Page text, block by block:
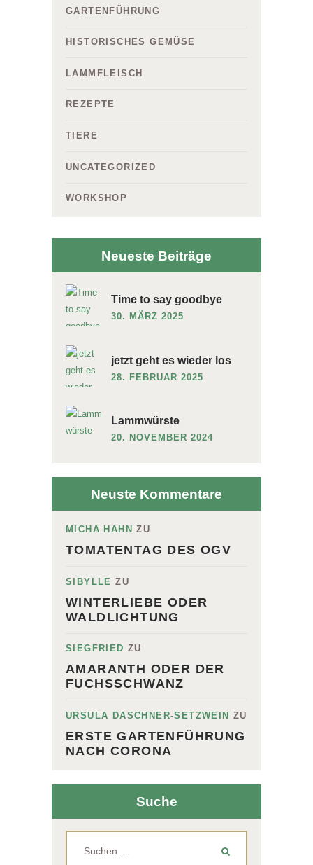
GARTENFÜHRUNG
HISTORISCHES GEMÜSE
LAMMFLEISCH
REZEPTE
TIERE
UNCATEGORIZED
WORKSHOP
Neueste Beiträge
Time to say goodbye
30. MÄRZ 2025
jetzt geht es wieder los
28. FEBRUAR 2025
Lammwürste
20. NOVEMBER 2024
Neuste Kommentare
MICHA HAHN ZU
TOMATENTAG DES OGV
SIBYLLE ZU
WINTERLIEBE ODER
WALDLICHTUNG
SIEGFRIED ZU
AMARANTH ODER DER
FUCHSSCHWANZ
URSULA DASCHNER-SETZWEIN ZU
ERSTE GARTENFÜHRUNG
NACH CORONA
Suche
nach: